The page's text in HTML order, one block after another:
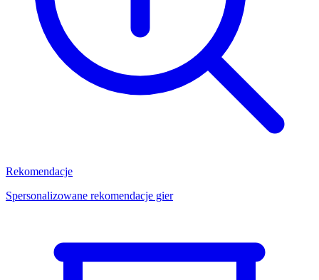
Rekomendacje
Spersonalizowane rekomendacje gier